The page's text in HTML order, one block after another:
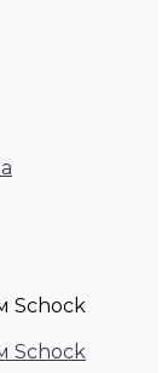
Schock
Schock